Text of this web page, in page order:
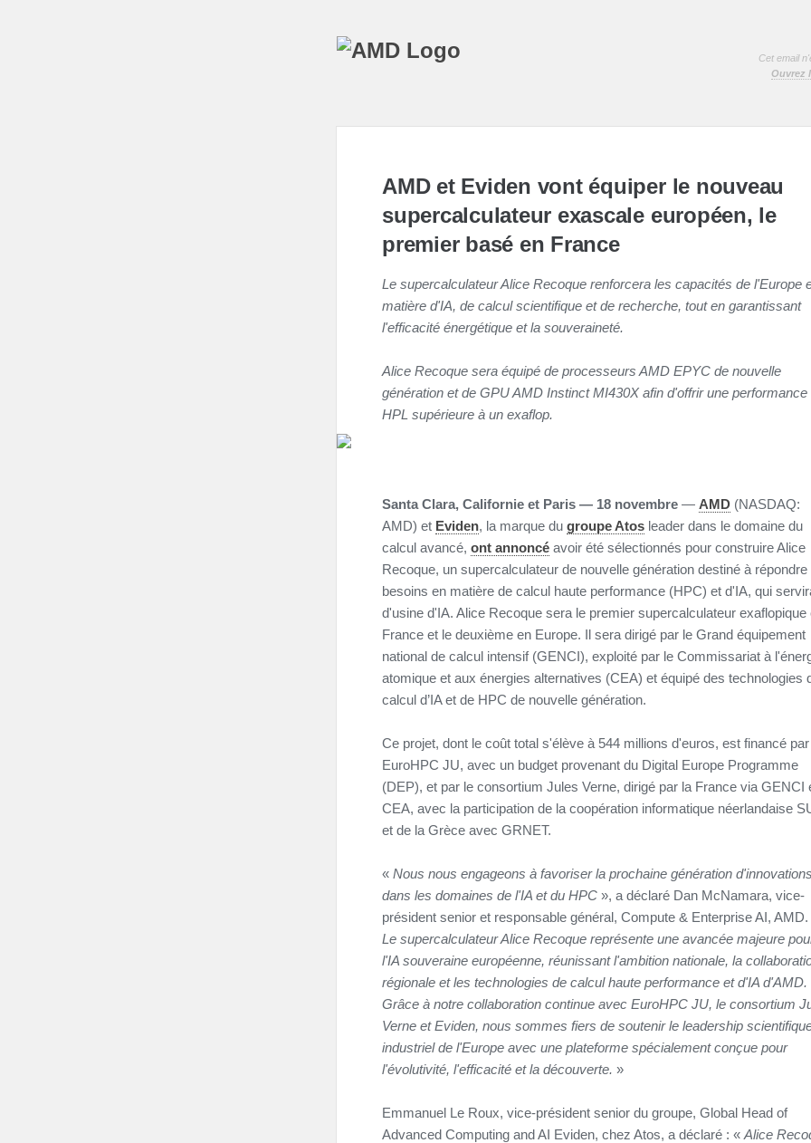
Cet email
Ouvrez
AMD et Eviden vont équiper le nouveau
supercalculateur exascale européen, le
premier basé en France
Le supercalculateur Alice Recoque renforcera les capacités de l'Europe
matière d'IA, de calcul scientifique et de recherche, tout en garantissant
l'efficacité énergétique et la souveraineté.
Alice Recoque sera équipé de processeurs AMD EPYC de nouvelle
génération et de GPU AMD Instinct MI430X afin d'offrir une performance
HPL supérieure à un exaflop.
Santa Clara, Californie et Paris — 18 novembre — AMD (NASDAQ:
AMD) et Eviden, la marque du groupe Atos leader dans le domaine du
calcul avancé, ont annoncé avoir été sélectionnés pour construire Alice
Recoque, un supercalculateur de nouvelle génération destiné à répondre
besoins en matière de calcul haute performance (HPC) et d'IA, qui
d'usine d'IA. Alice Recoque sera le premier supercalculateur exaflopique
France et le deuxième en Europe. Il sera dirigé par le Grand équipement
national de calcul intensif (GENCI), exploité par le Commissariat à
atomique et aux énergies alternatives (CEA) et équipé des technologies
calcul d’IA et de HPC de nouvelle génération.
Ce projet, dont le coût total s'élève à 544 millions d'euros, est financé par
EuroHPC JU, avec un budget provenant du Digital Europe Programme
(DEP), et par le consortium Jules Verne, dirigé par la France via GENCI
CEA, avec la participation de la coopération informatique néerlandaise
et de la Grèce avec GRNET.
« Nous nous engageons à favoriser la prochaine génération d'innovations
dans les domaines de l'IA et du HPC », a déclaré Dan McNamara, vice-
président senior et responsable général, Compute & Enterprise AI, AMD.
Le supercalculateur Alice Recoque représente une avancée majeure
l'IA souveraine européenne, réunissant l'ambition nationale, la
régionale et les technologies de calcul haute performance et d'IA d'AMD.
Grâce à notre collaboration continue avec EuroHPC JU, le consortium
Verne et Eviden, nous sommes fiers de soutenir le leadership
industriel de l'Europe avec une plateforme spécialement conçue pour
l'évolutivité, l'efficacité et la découverte. »
Emmanuel Le Roux, vice-président senior du groupe, Global Head of
Advanced Computing and AI Eviden, chez Atos, a déclaré : « Alice